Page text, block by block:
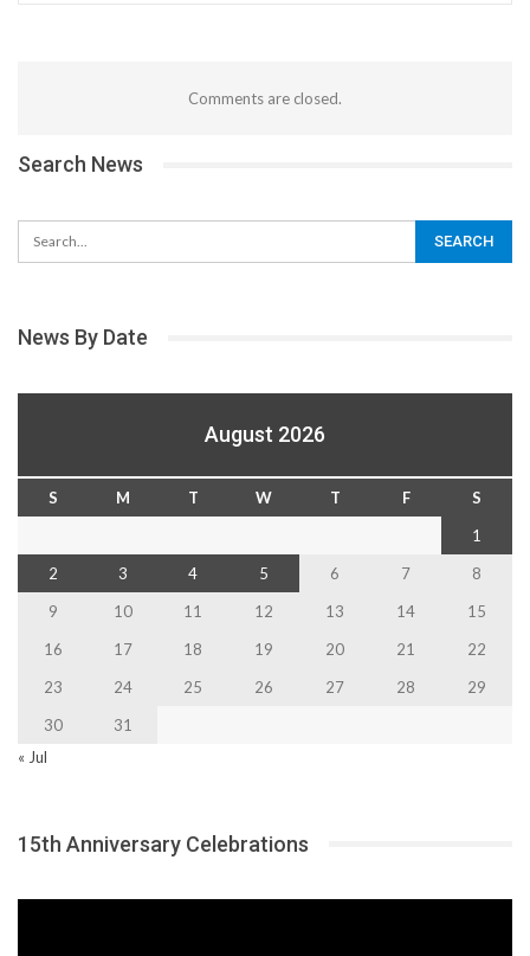
Comments are closed.
Search News
News By Date
August 2026
S M T W T F
S
1
2
3 4 5 6 7
8
9
10 11 12 13 14
15
16
17 18 19 20 21
22
23
24 25 26 27 28
29
30
31
« Jul
15th Anniversary Celebrations